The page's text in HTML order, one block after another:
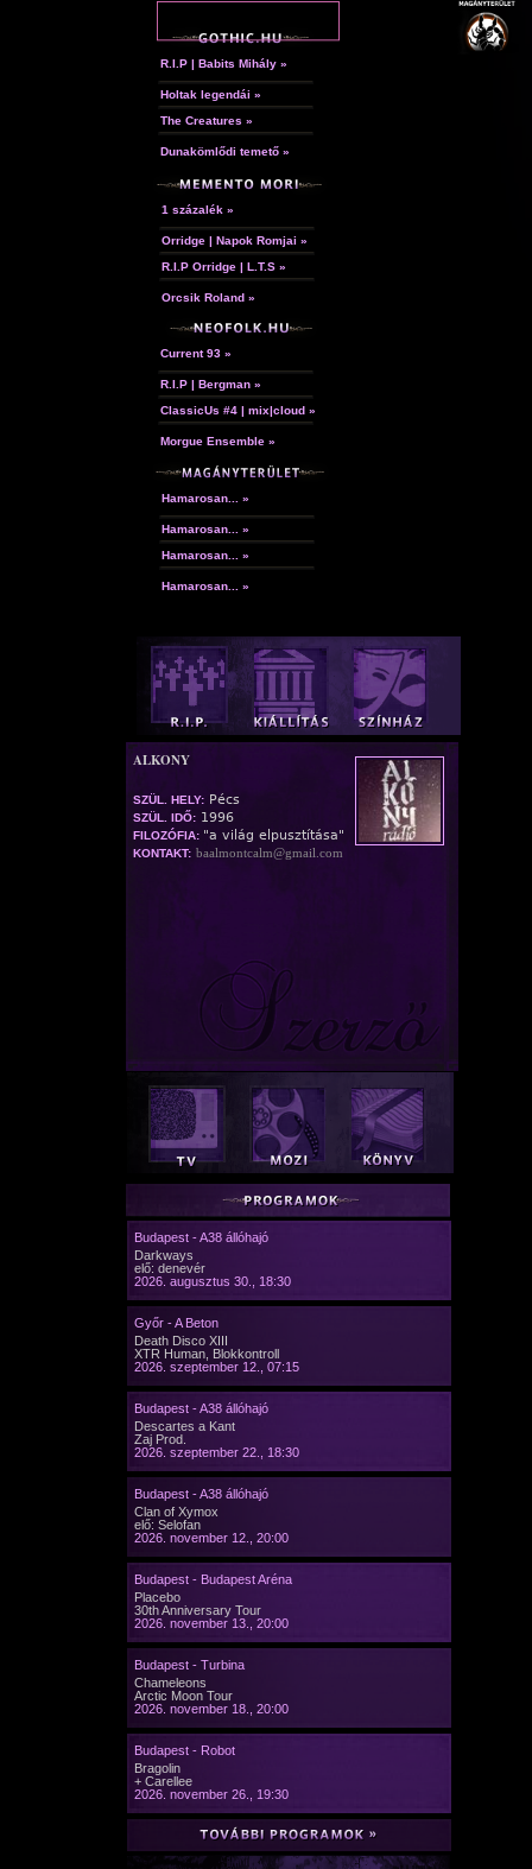
R.I.P | Babits Mihály »
Holtak legendái »
The Creatures »
Dunakömlődi temető »
1 százalék »
Orridge | Napok Romjai »
R.I.P Orridge | L.T.S »
Orcsik Roland »
Current 93 »
R.I.P | Bergman »
ClassicUs #4 | mix|cloud »
Morgue Ensemble »
Hamarosan... »
Hamarosan... »
Hamarosan... »
Hamarosan... »
ALKONY
SZÜL. HELY: Pécs
SZÜL. IDŐ: 1996
FILOZÓFIA: "a világ elpusztítása"
KONTAKT: baalmontcalm@gmail.com
Budapest - A38 állóhajó
Darkways
elő: denevér
2026. augusztus 30., 18:30
Győr - A Beton
Death Disco XIII
XTR Human, Blokkontroll
2026. szeptember 12., 07:15
Budapest - A38 állóhajó
Descartes a Kant
Zaj Prod.
2026. szeptember 22., 18:30
Budapest - A38 állóhajó
Clan of Xymox
elő: Selofan
2026. november 12., 20:00
Budapest - Budapest Aréna
Placebo
30th Anniversary Tour
2026. november 13., 20:00
Budapest - Turbina
Chameleons
Arctic Moon Tour
2026. november 18., 20:00
Budapest - Robot
Bragolin
+ Carellee
2026. november 26., 19:30